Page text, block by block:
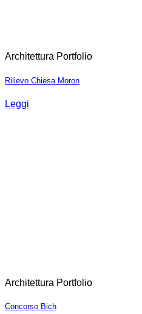
Architettura Portfolio
Rilievo Chiesa Moron
Leggi
Architettura Portfolio
Concorso Bich